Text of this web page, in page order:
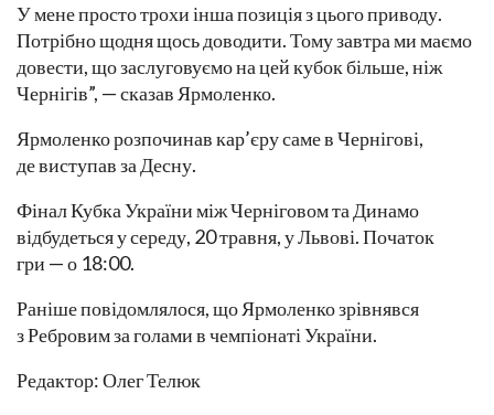
У мене просто трохи інша позиція з цього приводу.
Потрібно щодня щось доводити. Тому завтра ми маємо
довести, що заслуговуємо на цей кубок більше, ніж
Чернігів”, — сказав Ярмоленко.
Ярмоленко розпочинав кар’єру саме в Чернігові,
де виступав за Десну.
Фінал Кубка України між Черніговом та Динамо
відбудеться у середу, 20 травня, у Львові. Початок
гри — о 18:00.
Раніше повідомлялося, що Ярмоленко зрівнявся
з Ребровим за голами в чемпіонаті України.
Редактор: Олег Телюк